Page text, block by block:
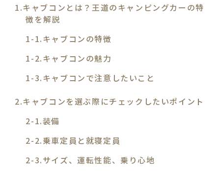
キャブコンとは？王道のキャンピングカーの特
徴を解説
キャブコンの特徴
キャブコンの魅力
キャブコンで注意したいこと
キャブコンを選ぶ際にチェックしたいポイント
装備
乗車定員と就寝定員
サイズ、運転性能、乗り心地